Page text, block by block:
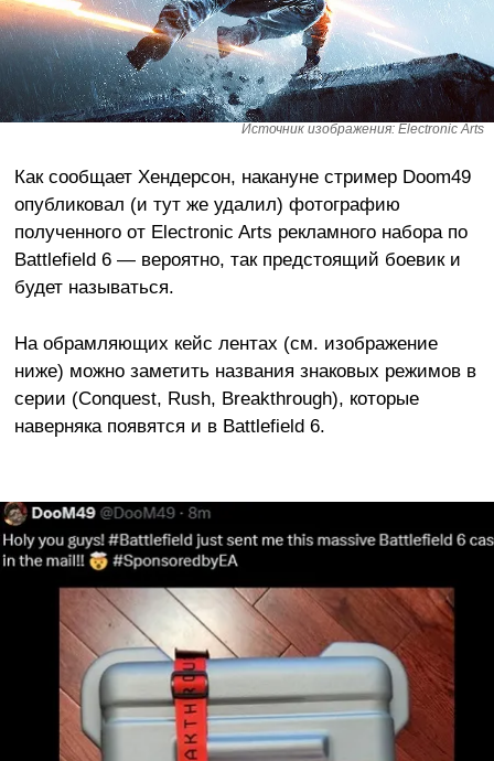
Источник изображения: Electronic Arts
Как сообщает Хендерсон, накануне стример Doom49
опубликовал (и тут же удалил) фотографию
полученного от Electronic Arts рекламного набора по
Battlefield 6 — вероятно, так предстоящий боевик и
будет называться.
На обрамляющих кейс лентах (см. изображение
ниже) можно заметить названия знаковых режимов в
серии (Conquest, Rush, Breakthrough), которые
наверняка появятся и в Battlefield 6.